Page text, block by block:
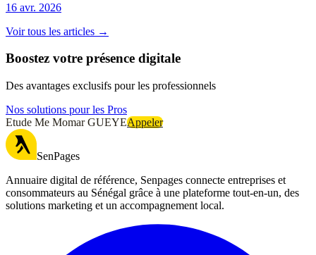
16 avr. 2026
Voir tous les articles →
Boostez votre présence digitale
Des avantages exclusifs pour les professionnels
Nos solutions pour les Pros
Etude Me Momar GUEYEAppeler
SenPages
Annuaire digital de référence, Senpages connecte entreprises et
consommateurs au Sénégal grâce à une plateforme tout-en-un, des
solutions marketing et un accompagnement local.